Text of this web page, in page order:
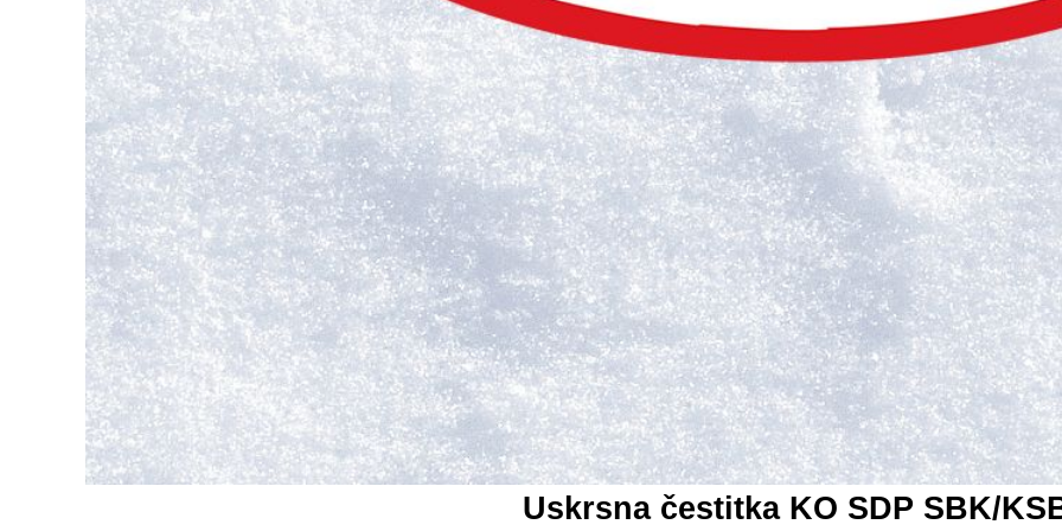
Uskrsna čestitka KO SDP SBK/